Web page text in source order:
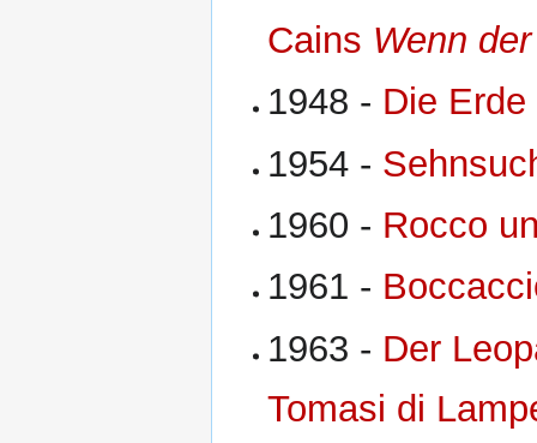
Cains Wenn
1948 - Die Erde
1954 -
1960 - Rocco
1961 -
1963 - Der
Tomasi di